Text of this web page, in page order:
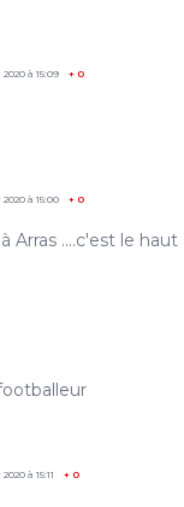
à 15:09 + 0
à 15:00 + 0
Arras ....c'est le haut
à 15:11 + 0